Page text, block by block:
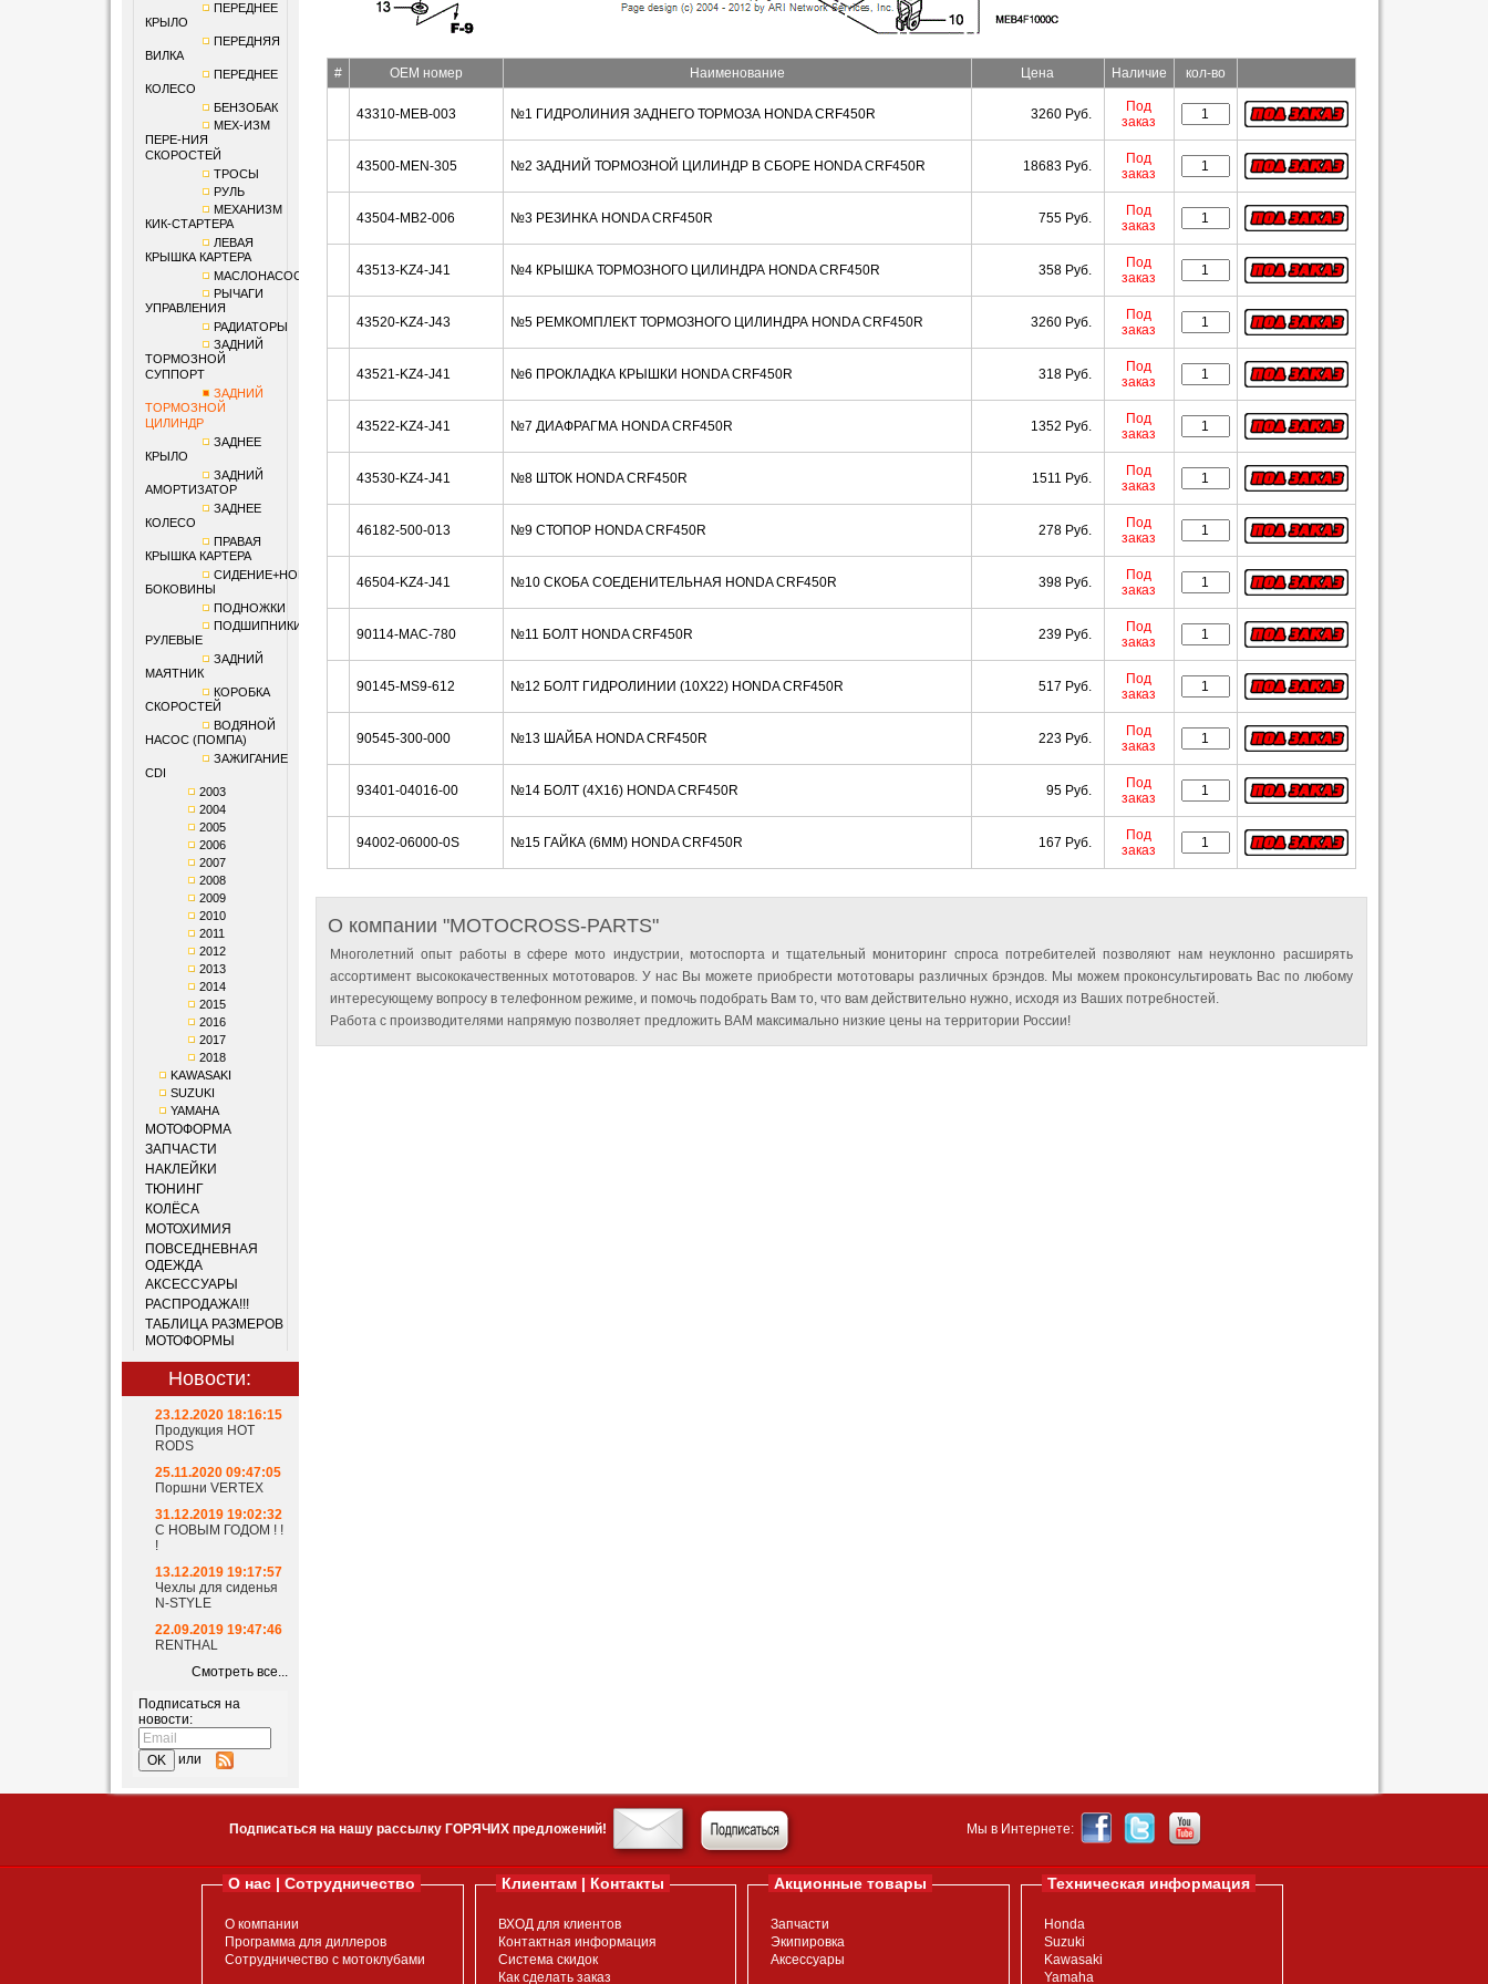
ПЕРЕДНЕЕ
КРЫЛО
ПЕРЕДНЯЯ
ВИЛКА
ПЕРЕДНЕЕ
КОЛЕСО
БЕНЗОБАК
МЕХ-ИЗМ
ПЕРЕ-НИЯ
СКОРОСТЕЙ
ТРОСЫ
РУЛЬ
МЕХАНИЗМ
КИК-СТАРТЕРА
ЛЕВАЯ
КРЫШКА КАРТЕРА
МАСЛОНАСОС
РЫЧАГИ
УПРАВЛЕНИЯ
РАДИАТОРЫ
ЗАДНИЙ
ТОРМОЗНОЙ
СУППОРТ
ЗАДНИЙ
ТОРМОЗНОЙ
ЦИЛИНДР
ЗАДНЕЕ
КРЫЛО
ЗАДНИЙ
АМОРТИЗАТОР
ЗАДНЕЕ
КОЛЕСО
ПРАВАЯ
КРЫШКА КАРТЕРА
СИДЕНИЕ+НОМЕРНЫЕ
БОКОВИНЫ
ПОДНОЖКИ
ПОДШИПНИКИ
РУЛЕВЫЕ
ЗАДНИЙ
МАЯТНИК
КОРОБКА
СКОРОСТЕЙ
ВОДЯНОЙ
НАСОС (ПОМПА)
ЗАЖИГАНИЕ
CDI
2003
2004
2005
2006
2007
2008
2009
2010
2011
2012
2013
2014
2015
2016
2017
2018
KAWASAKI
SUZUKI
YAMAHA
МОТОФОРМА
ЗАПЧАСТИ
НАКЛЕЙКИ
ТЮНИНГ
КОЛЁСА
МОТОХИМИЯ
ПОВСЕДНЕВНАЯ
ОДЕЖДА
АКСЕССУАРЫ
РАСПРОДАЖА!!!
ТАБЛИЦА РАЗМЕРОВ
МОТОФОРМЫ
Новости:
23.12.2020 18:16:15
Продукция HOT
RODS
25.11.2020 09:47:05
Поршни VERTEX
31.12.2019 19:02:32
С НОВЫМ ГОДОМ ! !
!
13.12.2019 19:17:57
Чехлы для сиденья
N-STYLE
22.09.2019 19:47:46
RENTHAL
Смотреть все...
Подписаться на
новости:
или
# OEM номер Наименование Цена Наличие кол-во
43310-MEB-003 №1 ГИДРОЛИНИЯ ЗАДНЕГО ТОРМОЗА HONDA CRF450R 3260 Руб.
Под
заказ
43500-MEN-305 №2 ЗАДНИЙ ТОРМОЗНОЙ ЦИЛИНДР В СБОРЕ HONDA CRF450R 18683 Руб.
Под
заказ
43504-MB2-006 №3 РЕЗИНКА HONDA CRF450R 755 Руб.
Под
заказ
43513-KZ4-J41 №4 КРЫШКА ТОРМОЗНОГО ЦИЛИНДРА HONDA CRF450R 358 Руб.
Под
заказ
43520-KZ4-J43 №5 РЕМКОМПЛЕКТ ТОРМОЗНОГО ЦИЛИНДРА HONDA CRF450R 3260 Руб.
Под
заказ
43521-KZ4-J41 №6 ПРОКЛАДКА КРЫШКИ HONDA CRF450R 318 Руб.
Под
заказ
43522-KZ4-J41 №7 ДИАФРАГМА HONDA CRF450R 1352 Руб.
Под
заказ
43530-KZ4-J41 №8 ШТОК HONDA CRF450R 1511 Руб.
Под
заказ
46182-500-013 №9 СТОПОР HONDA CRF450R 278 Руб.
Под
заказ
46504-KZ4-J41 №10 СКОБА СОЕДЕНИТЕЛЬНАЯ HONDA CRF450R 398 Руб.
Под
заказ
90114-MAC-780 №11 БОЛТ HONDA CRF450R 239 Руб.
Под
заказ
90145-MS9-612 №12 БОЛТ ГИДРОЛИНИИ (10X22) HONDA CRF450R 517 Руб.
Под
заказ
90545-300-000 №13 ШАЙБА HONDA CRF450R 223 Руб.
Под
заказ
93401-04016-00 №14 БОЛТ (4X16) HONDA CRF450R 95 Руб.
Под
заказ
94002-06000-0S №15 ГАЙКА (6MM) HONDA CRF450R 167 Руб.
Под
заказ
О компании "MOTOCROSS-PARTS"
Многолетний опыт работы в сфере мото индустрии, мотоспорта и тщательный мониторинг спроса потребителей позволяют нам неуклонно расширять
ассортимент высококачественных мототоваров. У нас Вы можете приобрести мототовары различных брэндов. Мы можем проконсультировать Вас по любому
интересующему вопросу в телефонном режиме, и помочь подобрать Вам то, что вам действительно нужно, исходя из Ваших потребностей.
Работа с производителями напрямую позволяет предложить ВАМ максимально низкие цены на территории России!
Подписаться на нашу рассылку ГОРЯЧИХ предложений! Мы в Интернете:
О нас | Сотрудничество
О компании
Программа для диллеров
Сотрудничество с мотоклубами
Клиентам | Контакты
ВХОД для клиентов
Контактная информация
Система скидок
Как сделать заказ
Акционные товары
Запчасти
Экипировка
Аксессуары
Техническая информация
Honda
Suzuki
Kawasaki
Yamaha